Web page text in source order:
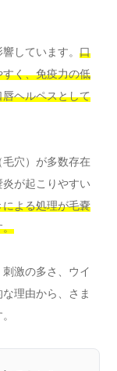
しています。 口
く、免疫力の低
ヘルペスとして
穴）が多数存在
が起こりやすい
よる処理が毛嚢
。
激の多さ、ウイ
理由から、さま